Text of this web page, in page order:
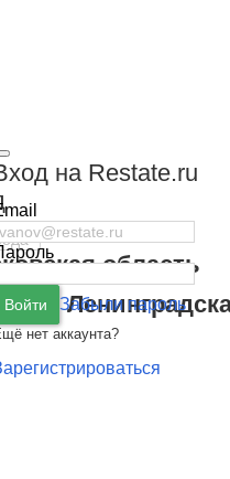
область
и
на Restate.ru
Войти Забыли пароль
нет аккаунта?